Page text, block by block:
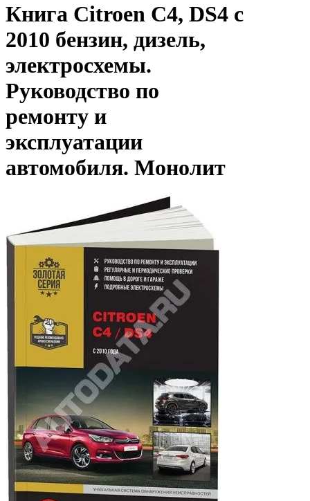
Книга Citroen C4, DS4 с
2010 бензин, дизель,
электросхемы.
Руководство по
ремонту и
эксплуатации
автомобиля. Монолит